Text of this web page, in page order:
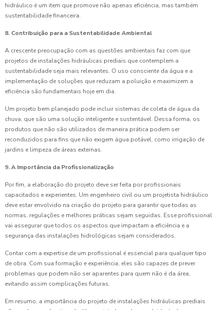
hidráulico é um item que promove não apenas eficiência, mas também
sustentabilidade financeira.
8. Contribuição para a Sustentabilidade Ambiental
A crescente preocupação com as questões ambientais faz com que
projetos de instalações hidráulicas prediais que contemplem a
sustentabilidade seja mais relevantes. O uso consciente da água e a
implementação de soluções que reduzam a poluição e maximizem a
eficiência são fundamentais hoje em dia.
Um projeto bem planejado pode incluir sistemas de coleta de água da
chuva, que são uma solução inteligente e sustentável. Dessa forma, os
produtos que não são utilizados de maneira prática podem ser
reconduzidos para fins que não exigem água potável, como irrigação de
jardins e limpeza de áreas externas.
9. A Importância da Profissionalização
Por fim, a elaboração do projeto deve ser feita por profissionais
capacitados e experientes. Um engenheiro civil ou um projetista hidráulico
deve estar envolvido na criação do projeto para garantir que todas as
normas, regulações e melhores práticas sejam seguidas. Esse profissional
vai assegurar que todos os aspectos que impactam a eficiência e a
segurança das instalações hidrológicas sejam considerados.
Contar com a expertise de um profissional é essencial para qualquer tipo
de obra. Com sua formação e experiência, eles são capazes de prever
problemas que podem não ser aparentes para quem não é da área,
evitando assim complicações futuras.
Em resumo, a importância do projeto de instalações hidráulicas prediais